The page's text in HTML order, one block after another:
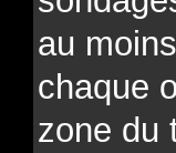
au
chaque
zone du